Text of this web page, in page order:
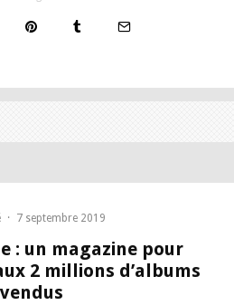
· 7 septembre 2019
: un magazine pour
2 millions d’albums
vendus